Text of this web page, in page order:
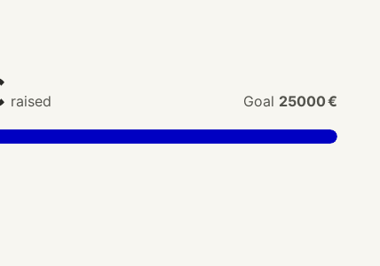
raised Goal 25000 €